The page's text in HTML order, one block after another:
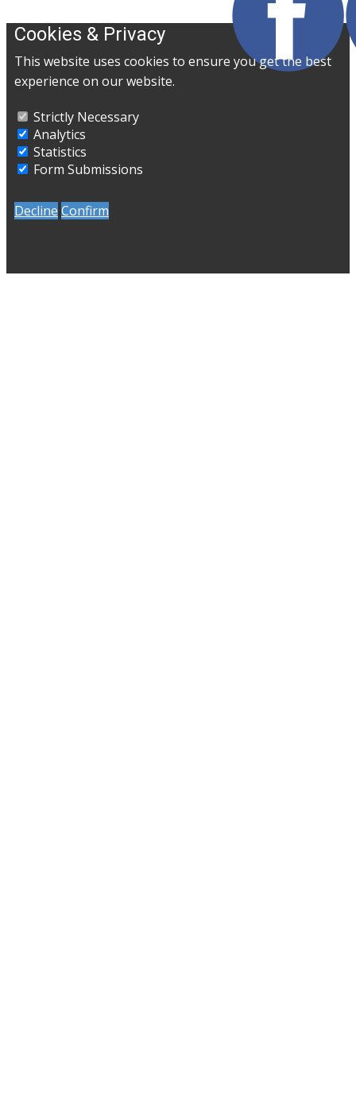
Cookies & Privacy
This website uses cookies to ensure you get the best
experience on our website.
Strictly Necessary
Analytics
Statistics
Form Submissions
Decline Confirm